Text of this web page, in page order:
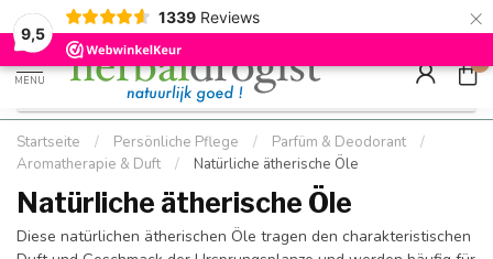
9,5
1339 Reviews ×
Kostenloser DE-Versand ab Mindestbestellwert |
Schnell geliefert
Minimum
Hızlı
MENU
0
Startseite / Persönliche Pflege / Parfüm & Deodorant
/
Aromatherapie & Duft
/ Natürliche ätherische Öle
Natürliche ätherische Öle
Diese natürlichen ätherischen Öle tragen den charakteristischen